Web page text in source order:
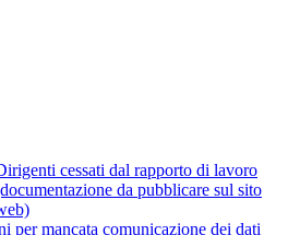
cessati dal rapporto di lavoro
da pubblicare sul sito
per mancata comunicazione dei dati